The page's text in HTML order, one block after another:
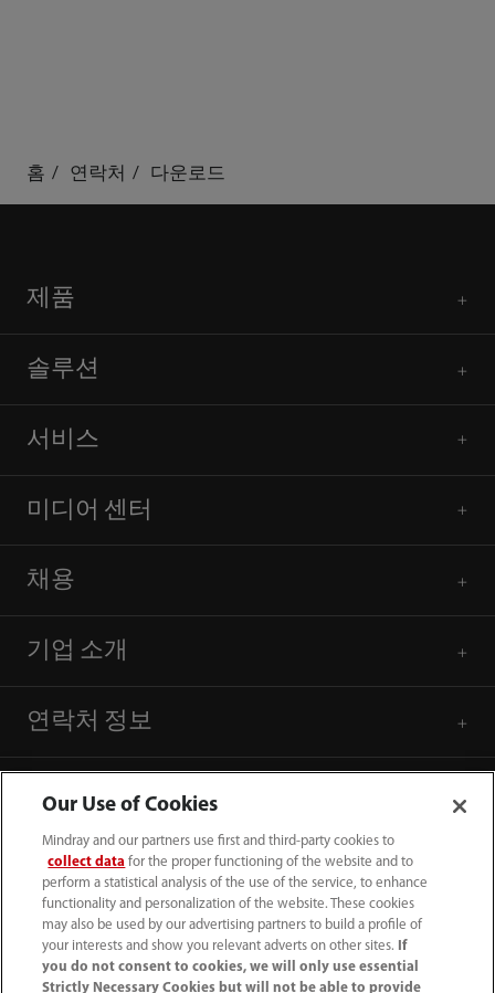
홈 연락처 다운로드
제품
솔루션
서비스
미디어 센터
채용
기업 소개
연락처 정보
Our Use of Cookies
Mindray and our partners use first and third-party cookies to
collect data for the proper functioning of the website and to
perform a statistical analysis of the use of the service, to enhance
functionality and personalization of the website. These cookies
may also be used by our advertising partners to build a profile of
your interests and show you relevant adverts on other sites.
If
you do not consent to cookies, we will only use essential
Strictly Necessary Cookies but will not be able to provide